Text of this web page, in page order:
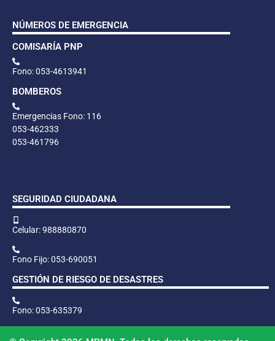
NÚMEROS DE EMERGENCIA
COMISARÍA PNP
Fono: 053-4613941
BOMBEROS
Emergencias Fono: 116
053-462333
053-461796
SEGURIDAD CIUDADANA
Celular: 988880870
Fono Fijo: 053-690051
GESTIÓN DE RIESGO DE DESASTRES
Fono: 053-635379